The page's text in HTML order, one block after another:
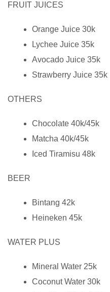
FRUIT JUICES
Orange Juice 30k
Lychee Juice 35k
Avocado Juice 35k
Strawberry Juice 35k
OTHERS
Chocolate 40k/45k
Matcha 40k/45k
Iced Tiramisu 48k
BEER
Bintang 42k
Heineken 45k
WATER PLUS
Mineral Water 25k
Coconut Water 30k